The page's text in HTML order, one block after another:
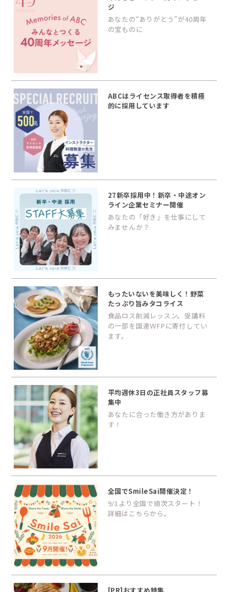
ジ
あなたの“ありがとう”が40周年
の宝ものに
ABCはライセンス取得者を積極
的に採用しています
27新卒採用中！新卒・中途オン
ライン企業セミナー開催
あなたの「好き」を仕事にして
みませんか？
もったいないを美味しく！野菜
たっぷり旨みタコライス
食品ロス削減レッスン。受講料
の一部を国連ＷFPに寄付してい
ます。
平均週休3日の正社員スタッフ募
集中
あなたに合った働き方がありま
す！
全国でSmileSai開催決定！
9/1より全国で順次スタート！
詳細はこちらから。
[PR]おすすめ特集